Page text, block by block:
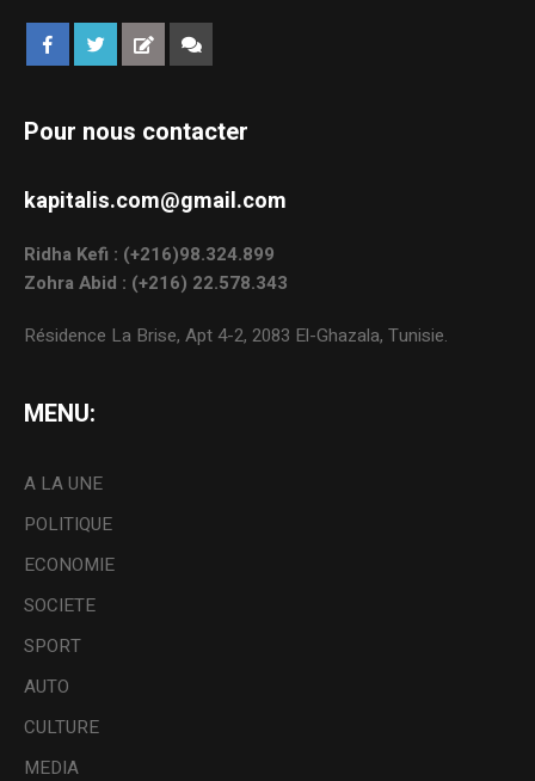
Pour nous contacter
kapitalis.com@gmail.com
Ridha Kefi : (+216)98.324.899
Zohra Abid : (+216) 22.578.343
Résidence La Brise, Apt 4-2, 2083 El-Ghazala, Tunisie.
MENU:
A LA UNE
POLITIQUE
ECONOMIE
SOCIETE
SPORT
AUTO
CULTURE
MEDIA